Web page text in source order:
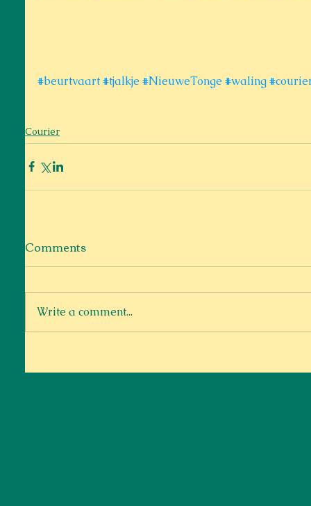
#beurtvaart#tjalkje #NieuweTonge #waling
Courier
Comments
Write a comment...